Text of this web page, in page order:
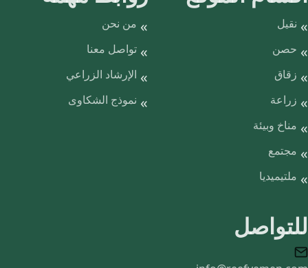
نقيل
حصن
زقاق
زراعة
مناخ وبيئة
مجتمع
ملتيميديا
من نحن
تواصل معنا
الإرشاد الزراعي
نموذج الشكاوى
للتواصل